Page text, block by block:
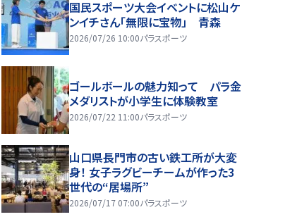
国民スポーツ大会イベントに松山ケ
ンイチさん「無限に宝物」 青森
2026/07/26 10:00パラスポーツ
ゴールボールの魅力知って パラ金
メダリストが小学生に体験教室
2026/07/22 11:00パラスポーツ
山口県長門市の古い鉄工所が大変
身！ 女子ラグビーチームが作った3
世代の“居場所”
2026/07/17 07:00パラスポーツ